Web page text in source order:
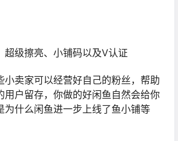
超级擦亮、小铺码以及V认证
小卖家可以经营好自己的粉丝，帮助
用户留存，你做的好闲鱼自然会给你
为什么闲鱼进一步上线了鱼小铺等